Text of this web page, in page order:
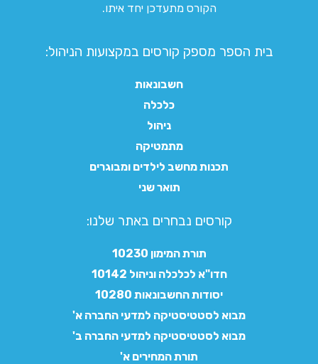
הקורס מתעדכן יחד איתו.
בית הספר מספק קורסים במקצועות הניהול:
חשבונאות
כלכלה
ניהול
מתמטיקה
תכנות מחשב לילדים ומבוגרים
תואר שני
קורסים נבחרים באתר שלנו:​
תורת המימון 10230
חדו"א לכלכלה וניהול 10142
יסודות החשבונאות 10280
מבוא לסטטיסטיקה למדעי החברה א'
מבוא לסטטיסטיקה למדעי החברה ב'
תורת המחירים א'